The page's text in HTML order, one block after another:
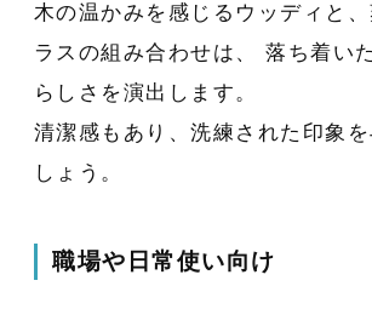
木の温かみを感じるウッディと
ラスの組み合わせは、 落ち着い
らしさを演出します。
清潔感もあり、洗練された印象
しょう。
職場や日常使い向け